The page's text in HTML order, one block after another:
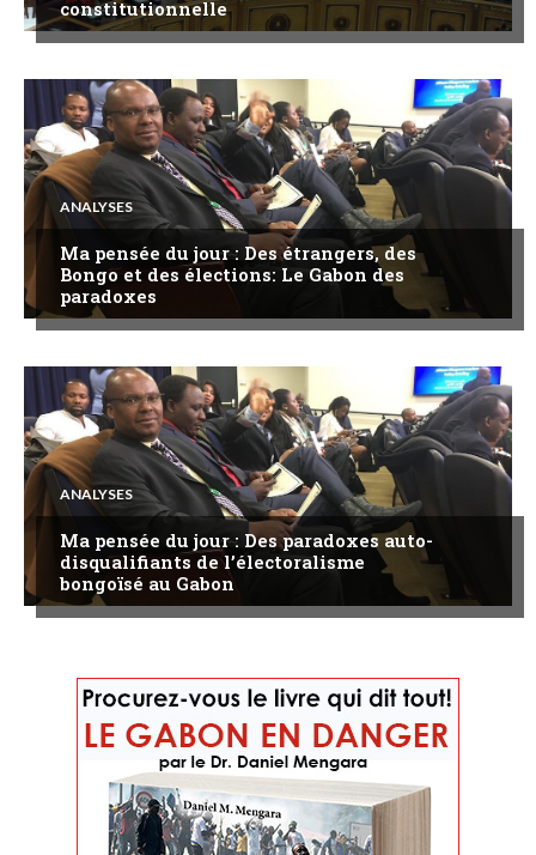
constitutionnelle
ANALYSES
Ma pensée du jour : Des étrangers, des
Bongo et des élections: Le Gabon des
paradoxes
ANALYSES
Ma pensée du jour : Des paradoxes auto-
disqualifiants de l’électoralisme
bongoïsé au Gabon